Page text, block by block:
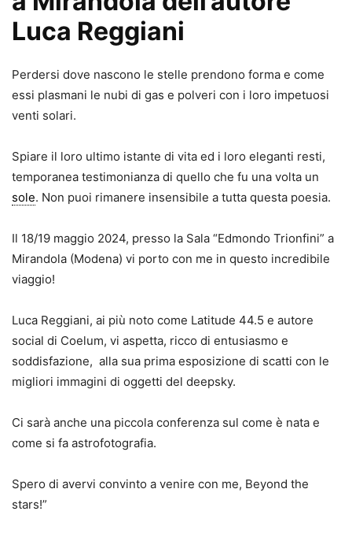
Luca Reggiani
Perdersi dove nascono le stelle prendono forma e come
essi plasmani le nubi di gas e polveri con i loro impetuosi
venti solari.
Spiare il loro ultimo istante di vita ed i loro eleganti resti,
temporanea testimonianza di quello che fu una volta un
sole. Non puoi rimanere insensibile a tutta questa poesia.
Il 18/19 maggio 2024, presso la Sala “Edmondo Trionfini” a
Mirandola (Modena) vi porto con me in questo incredibile
viaggio!
Luca Reggiani, ai più noto come Latitude 44.5 e autore
social di Coelum, vi aspetta, ricco di entusiasmo e
soddisfazione, alla sua prima esposizione di scatti con le
migliori immagini di oggetti del deepsky.
Ci sarà anche una piccola conferenza sul come è nata e
come si fa astrofotografia.
Spero di avervi convinto a venire con me, Beyond the
stars!”